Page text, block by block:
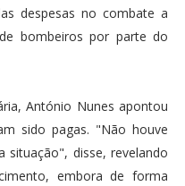
despesas no combate a
bombeiros por parte do
António Nunes apontou
sido pagas. "Não houve
situação", disse, revelando
embora de forma